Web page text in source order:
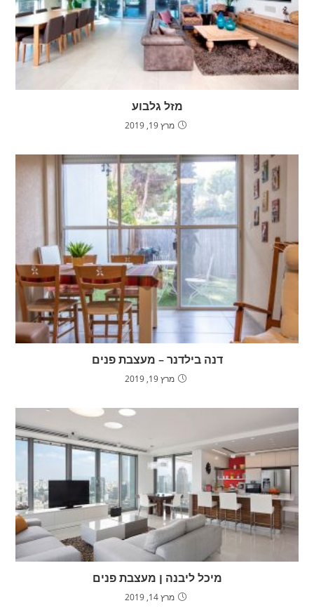
מזל גלבוע
מרץ 19, 2019
דנה בילדנר – מעצבת פנים
מרץ 19, 2019
מיכל ליבנה ן מעצבת פנים
מרץ 14, 2019